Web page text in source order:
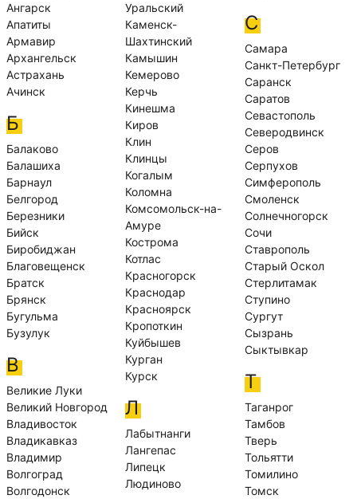
Ангарск
Апатиты
Армавир
Архангельск
Астрахань
Ачинск
Б
Балаково
Балашиха
Барнаул
Белгород
Березники
Бийск
Биробиджан
Благовещенск
Братск
Брянск
Бугульма
Бузулук
В
Великие Луки
Великий Новгород
Владивосток
Владикавказ
Владимир
Волгоград
Волгодонск
Уральский
Каменск-
Шахтинский
Камышин
Кемерово
Керчь
Кинешма
Киров
Клин
Клинцы
Когалым
Коломна
Комсомольск-на-
Амуре
Кострома
Котлас
Красногорск
Краснодар
Красноярск
Кропоткин
Куйбышев
Курган
Курск
Л
Лабытнанги
Лангепас
Липецк
Людиново
С
Самара
Санкт-Петербург
Саранск
Саратов
Севастополь
Северодвинск
Серов
Серпухов
Симферополь
Смоленск
Солнечногорск
Сочи
Ставрополь
Старый Оскол
Стерлитамак
Ступино
Сургут
Сызрань
Сыктывкар
Т
Таганрог
Тамбов
Тверь
Тольятти
Томилино
Томск